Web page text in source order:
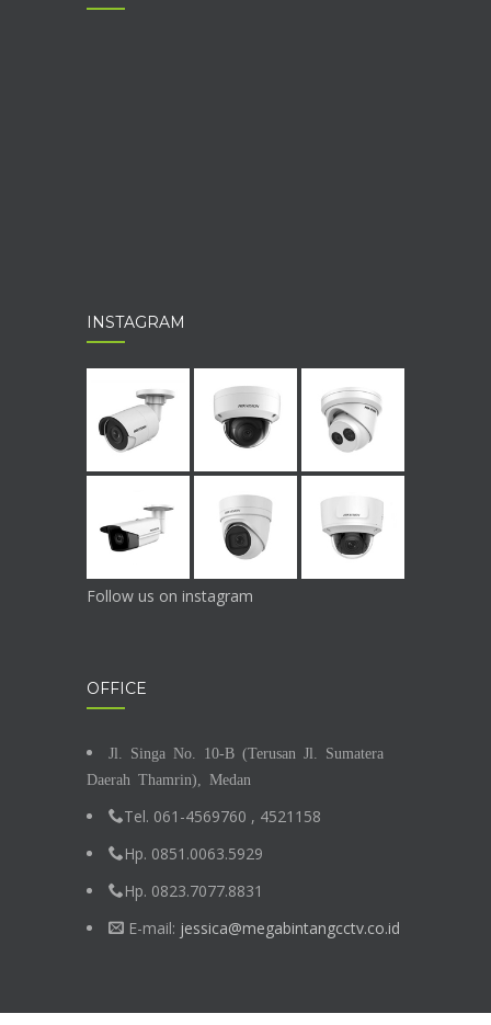
INSTAGRAM
Follow us on instagram
OFFICE
Jl. Singa No. 10-B (Terusan Jl. Sumatera
Daerah Thamrin), Medan
Tel. 061-4569760 , 4521158
Hp. 0851.0063.5929
Hp. 0823.7077.8831
E-mail: jessica@megabintangcctv.co.id